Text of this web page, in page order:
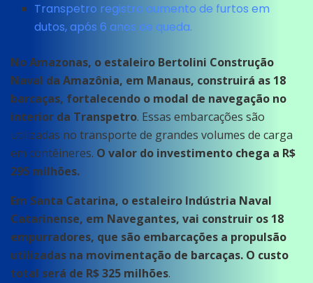
Transpetro registra aumento de furtos em
dutos, após 6 anos de queda.
No Amazonas, o estaleiro Bertolini Construção
Naval da Amazônia, em Manaus, construirá as 18
barcaças, fortalecendo o modal de navegação no
interior da Transpetro. Essas embarcações são
utilizadas no transporte de grandes volumes de carga
em contêineres. O valor do investimento chega a R$
295 milhões.
Em Santa Catarina, o estaleiro Indústria Naval
Catarinense, em Navegantes, vai construir os 18
empurradores, que são embarcações a propulsão
utilizadas na movimentação de barcaças. O custo
total será de R$ 325 milhões.